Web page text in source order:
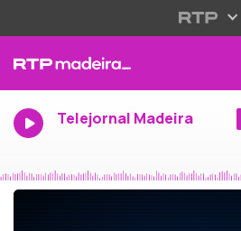
Telejornal Madeira